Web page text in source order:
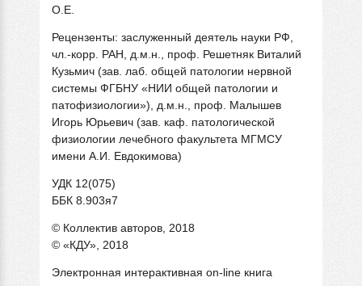
О.Е.
Рецензенты: заслуженный деятель науки РФ,
чл.-корр. РАН, д.м.н., проф. Решетняк Виталий
Кузьмич (зав. лаб. общей патологии нервной
системы ФГБНУ «НИИ общей патологии и
патофизиологии»), д.м.н., проф. Малышев
Игорь Юрьевич (зав. каф. патологической
физиологии лечебного факультета МГМСУ
имени А.И. Евдокимова)
УДК 12(075)
ББК 8.903я7
© Коллектив авторов, 2018
© «КДУ», 2018
Электронная интерактивная on-line книга